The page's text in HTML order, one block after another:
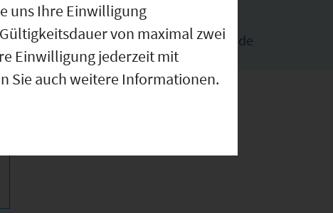
Elka Ivanova (Ansprechpartnerin)
elka.ivanova@wuerzburg.ihk.de
uns Ihre Einwilligung
von maximal zwei
Einwilligung jederzeit mit
Sie auch weitere Informationen.